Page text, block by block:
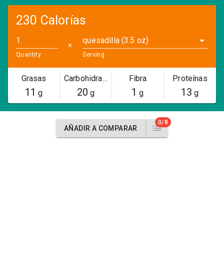
230 Calorías
Quantity
✕
quesadilla (3.5 oz)
Serving
Grasas
11 g
Carbohidratos
20 g
Fibra
1 g
Proteínas
13 g
AÑADIR A COMPARAR
0/8